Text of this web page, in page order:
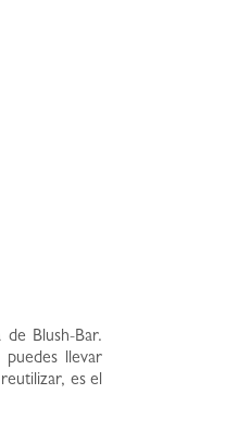
Blush-Bar.
llevar
es el